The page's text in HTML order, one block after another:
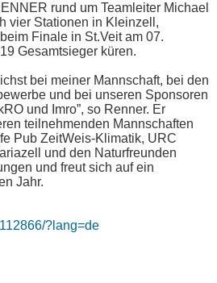
rund um Teamleiter Michael
vier Stationen in Kleinzell,
Finale in St.Veit am 07.
Gesamtsieger küren.
bei meiner Mannschaft, bei den
und bei unseren Sponsoren
und Imro”, so Renner. Er
teilnehmenden Mannschaften
Pub ZeitWeis-Klimatik, URC
und den Naturfreunden
und freut sich auf ein
Jahr.
?lang=de